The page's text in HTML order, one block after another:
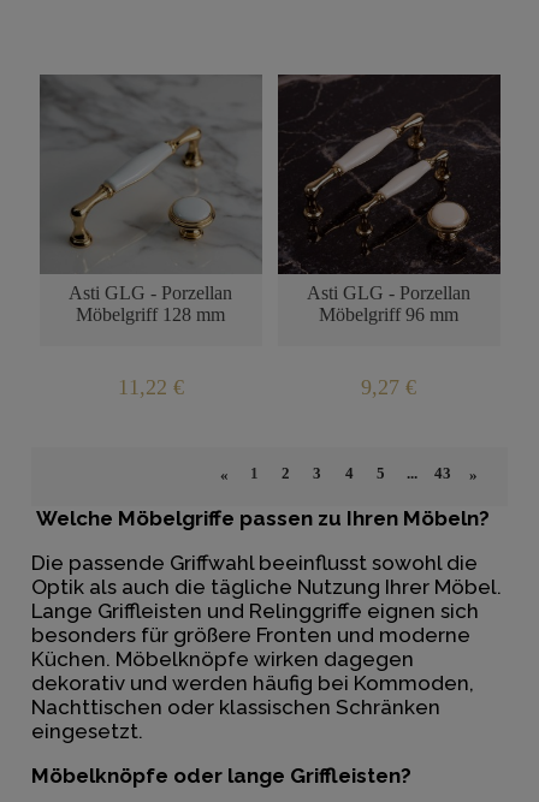
Asti GLG - Porzellan
Möbelgriff 128 mm
11,22 €
BENACHRICHTIGUNG
ÜBER DIE
PRODUKTVERFÜGBARKEIT
Asti GLG - Porzellan
Möbelgriff 96 mm
9,27 €
BENACHRICHTIGUNG
ÜBER DIE
« 1 2 3 4 5 ... 43 »
Welche Möbelgriffe passen zu Ihren Möbeln?
Die passende Griffwahl beeinflusst sowohl die
Optik als auch die tägliche Nutzung Ihrer Möbel.
Lange Griffleisten und Relinggriffe eignen sich
besonders für größere Fronten und moderne
Küchen. Möbelknöpfe wirken dagegen
dekorativ und werden häufig bei Kommoden,
Nachttischen oder klassischen Schränken
eingesetzt.
Möbelknöpfe oder lange Griffleisten?